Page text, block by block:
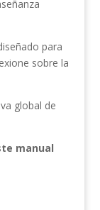
para
sobre la
global de
manual